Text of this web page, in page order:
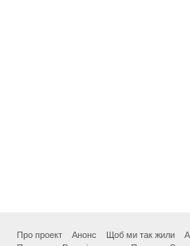
Про проект Анонс Щоб ми так жили